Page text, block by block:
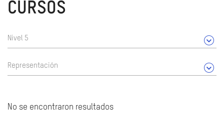
CURSOS
Nivel 5
Representación
No se encontraron resultados